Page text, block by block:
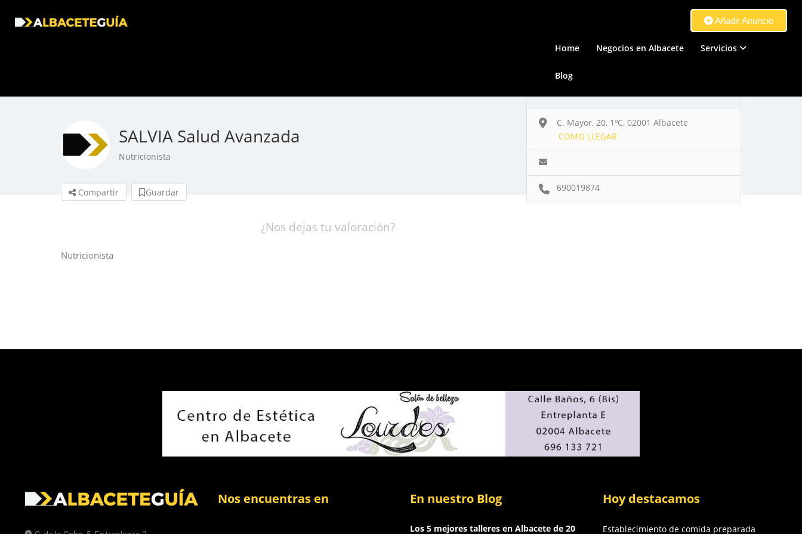
Añadir Anuncio
Home Negocios en Albacete Servicios
Blog
SALVIA Salud Avanzada
Nutricionista
Compartir Guardar
¿Nos dejas tu valoración?
Nutricionista
C. Mayor, 20, 1ºC, 02001 Albacete
COMO LLEGAR
690019874
Nos encuentras en En nuestro Blog
Los 5 mejores talleres en Albacete de 20
Hoy destacamos
Establecimiento de comida preparada